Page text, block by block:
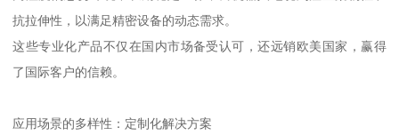
抗拉伸性，以满足精密设备的动态需求。
这些专业化产品不仅在国内市场备受认可，还远销欧美国家，赢得
了国际客户的信赖。
应用场景的多样性：定制化解决方案